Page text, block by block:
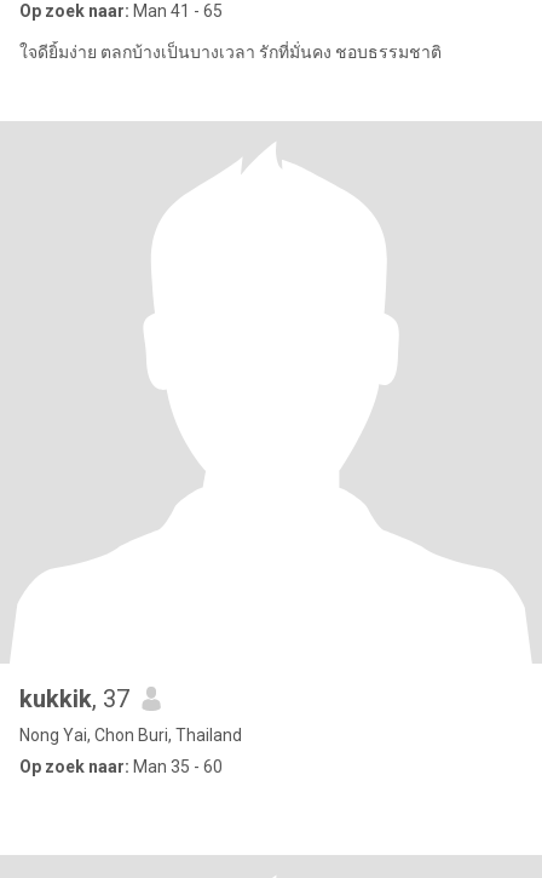
Op zoek naar: Man 41 - 65
ใจดียิ้มง่าย ตลกบ้างเป็นบางเวลา รักที่มั่นคง ชอบธรรมชาติ
kukkik, 37
Nong Yai, Chon Buri, Thailand
Op zoek naar: Man 35 - 60